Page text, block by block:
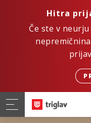
Hitra
Če ste v